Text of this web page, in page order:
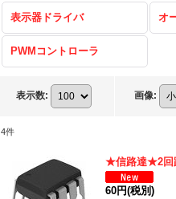
表示器ドライバ オ
PWMコントローラ
表示数: 画像:
4件
★信路達★2回
60円(税別)